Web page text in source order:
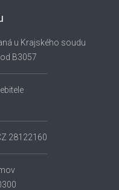
u Krajského soudu
B3057
28122160